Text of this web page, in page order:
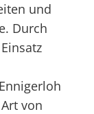
und
Durch
von